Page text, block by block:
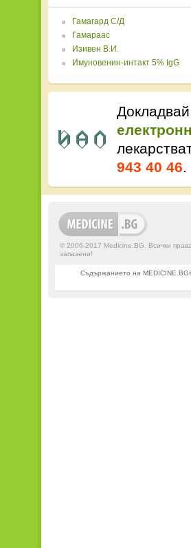
Гамагард С/Д
Гамараас
Изивен В.И.
Имуновенин-интакт 5% IgG
943 40 46.
© 2006-2017 Medicine.BG. Всички права
запазени!
Съдържанието на